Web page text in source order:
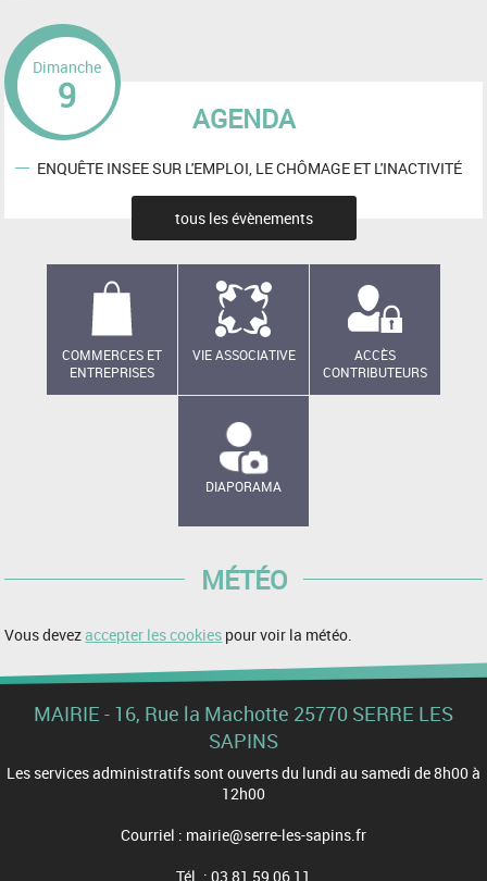
AGENDA
Dimanche
9
ENQUÊTE INSEE SUR L'EMPLOI, LE CHÔMAGE ET L'INACTIVITÉ
tous les évènements
COMMERCES ET
ENTREPRISES
VIE ASSOCIATIVE
ACCÈS
CONTRIBUTEURS
DIAPORAMA
MÉTÉO
Vous devezaccepter les cookies pour voir la météo.
MAIRIE - 16, Rue la Machotte 25770 SERRE LES
SAPINS
Les services administratifs sont ouverts du lundi au samedi de 8h00 à
12h00
Courriel : mairie@serre-les-sapins.fr
Tél. : 03 81 59 06 11